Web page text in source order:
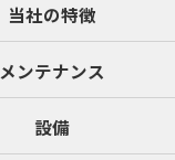
当社の特徴
メンテナンス
設備